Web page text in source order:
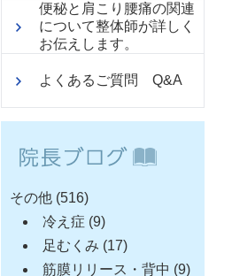
便秘と肩こり腰痛の関連
について整体師が詳しく
お伝えします。
よくあるご質問 Q&A
その他 (516)
冷え症 (9)
足むくみ (17)
筋膜リリース・背中 (9)